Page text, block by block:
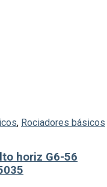
, Rociadores básicos
horiz G6-56